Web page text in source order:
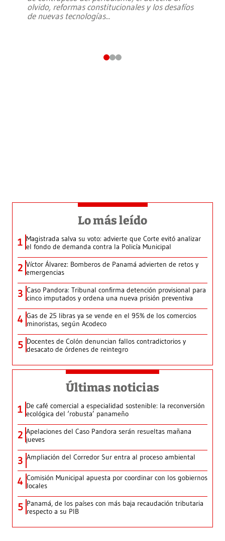
olvido, reformas constitucionales y los desafíos
de nuevas tecnologías...
Lo más leído
1 Magistrada salva su voto: advierte que Corte evitó analizar
el fondo de demanda contra la Policía Municipal
2 Víctor Álvarez: Bomberos de Panamá advierten de retos y
emergencias
3 Caso Pandora: Tribunal confirma detención provisional para
cinco imputados y ordena una nueva prisión preventiva
4 Gas de 25 libras ya se vende en el 95% de los comercios
minoristas, según Acodeco
5 Docentes de Colón denuncian fallos contradictorios y
desacato de órdenes de reintegro
Últimas noticias
1 De café comercial a especialidad sostenible: la reconversión
ecológica del ‘robusta’ panameño
2 Apelaciones del Caso Pandora serán resueltas mañana
jueves
3 Ampliación del Corredor Sur entra al proceso ambiental
4 Comisión Municipal apuesta por coordinar con los gobiernos
locales
5 Panamá, de los países con más baja recaudación tributaria
respecto a su PIB